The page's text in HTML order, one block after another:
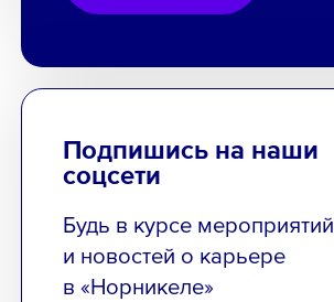
Подпишись на наши
соцсети
Будь в курсе мероприятий
и новостей о карьере
в «Норникеле»